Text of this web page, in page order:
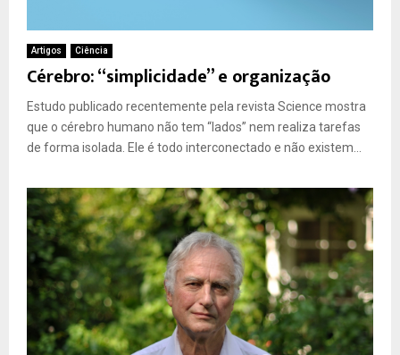
Artigos Ciência
Cérebro: “simplicidade” e organização
Estudo publicado recentemente pela revista Science mostra
que o cérebro humano não tem “lados” nem realiza tarefas
de forma isolada. Ele é todo interconectado e não existem...